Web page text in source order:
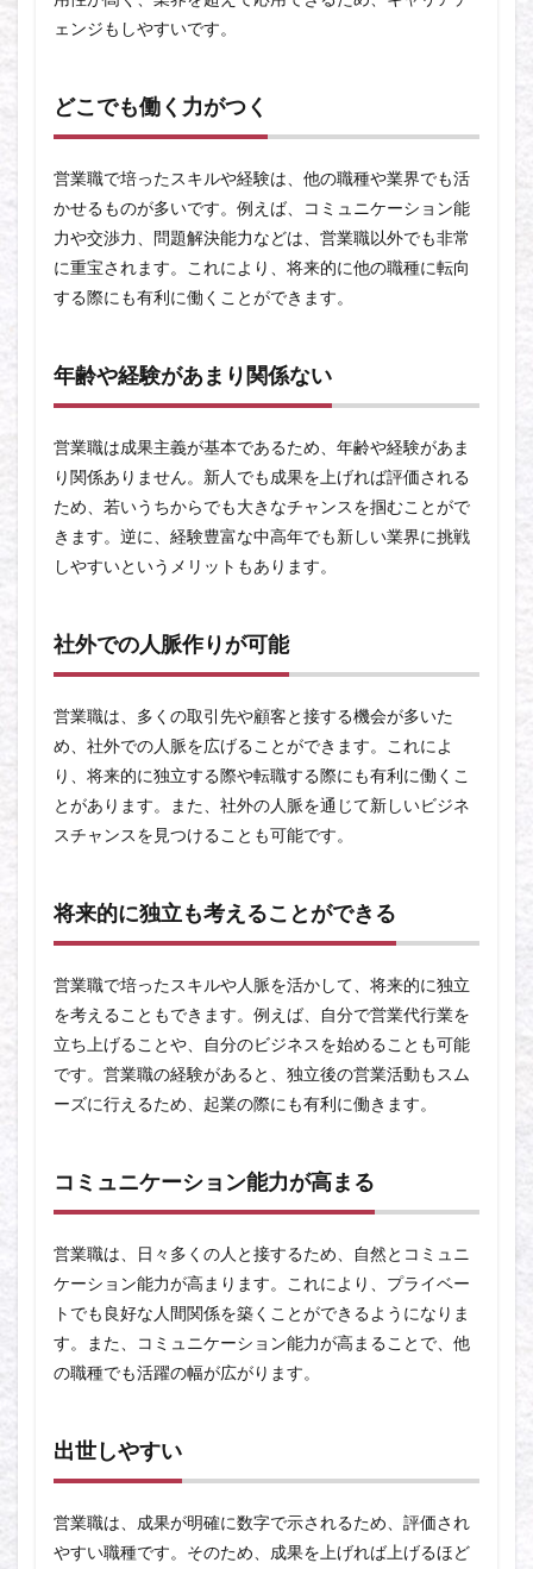
ェンジもしやすいです。
どこでも働く力がつく
営業職で培ったスキルや経験は、他の職種や業界でも活
かせるものが多いです。例えば、コミュニケーション能
力や交渉力、問題解決能力などは、営業職以外でも非常
に重宝されます。これにより、将来的に他の職種に転向
する際にも有利に働くことができます。
年齢や経験があまり関係ない
営業職は成果主義が基本であるため、年齢や経験があま
り関係ありません。新人でも成果を上げれば評価される
ため、若いうちからでも大きなチャンスを掴むことがで
きます。逆に、経験豊富な中高年でも新しい業界に挑戦
しやすいというメリットもあります。
社外での人脈作りが可能
営業職は、多くの取引先や顧客と接する機会が多いた
め、社外での人脈を広げることができます。これによ
り、将来的に独立する際や転職する際にも有利に働くこ
とがあります。また、社外の人脈を通じて新しいビジネ
スチャンスを見つけることも可能です。
将来的に独立も考えることができる
営業職で培ったスキルや人脈を活かして、将来的に独立
を考えることもできます。例えば、自分で営業代行業を
立ち上げることや、自分のビジネスを始めることも可能
です。営業職の経験があると、独立後の営業活動もスム
ーズに行えるため、起業の際にも有利に働きます。
コミュニケーション能力が高まる
営業職は、日々多くの人と接するため、自然とコミュニ
ケーション能力が高まります。これにより、プライベー
トでも良好な人間関係を築くことができるようになりま
す。また、コミュニケーション能力が高まることで、他
の職種でも活躍の幅が広がります。
出世しやすい
営業職は、成果が明確に数字で示されるため、評価され
やすい職種です。そのため、成果を上げれば上げるほど